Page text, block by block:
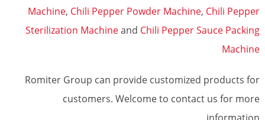
Machine, Chili Pepper Powder Machine, Chili Pepper
Sterilization Machineand Chili Pepper Sauce Packing
Machine
Romiter Group can provide customized products for
customers. Welcome to contact us for more